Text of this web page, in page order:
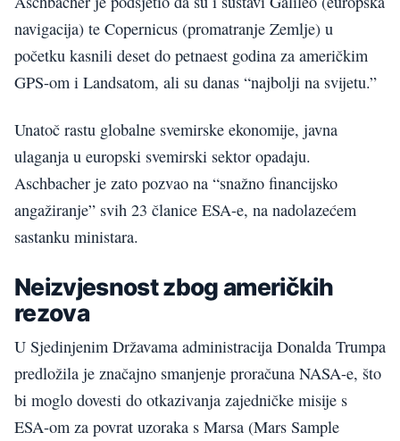
navigacija) te Copernicus (promatranje Zemlje) u
početku kasnili deset do petnaest godina za američkim
GPS-om i Landsatom, ali su danas “najbolji na svijetu.”
Unatoč rastu globalne svemirske ekonomije, javna
ulaganja u europski svemirski sektor opadaju.
Aschbacher je zato pozvao na “snažno financijsko
angažiranje” svih 23 članice ESA-e, na nadolazećem
sastanku ministara.
Neizvjesnost zbog američkih
rezova
U Sjedinjenim Državama administracija Donalda Trumpa
predložila je značajno smanjenje proračuna NASA-e, što
bi moglo dovesti do otkazivanja zajedničke misije s
ESA-om za povrat uzoraka s Marsa (Mars Sample